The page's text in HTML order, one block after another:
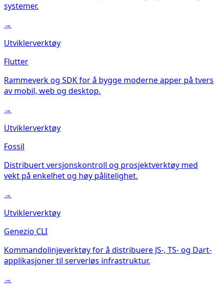
systemer.
→
Utviklerverktøy
Flutter
Rammeverk og SDK for å bygge moderne apper på tvers
av mobil, web og desktop.
→
Utviklerverktøy
Fossil
Distribuert versjonskontroll og prosjektverktøy med
vekt på enkelhet og høy pålitelighet.
→
Utviklerverktøy
Genezio CLI
Kommandolinjeverktøy for å distribuere JS-, TS- og Dart-
applikasjoner til serverløs infrastruktur.
→